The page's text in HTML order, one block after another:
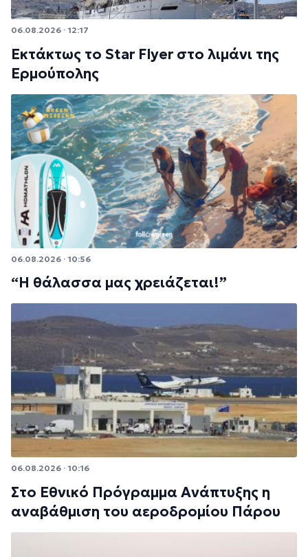
06.08.2026 · 12:17
Εκτάκτως το Star Flyer στο λιμάνι της
Ερμούπολης
06.08.2026 · 10:56
“Η θάλασσα μας χρειάζεται!”
06.08.2026 · 10:16
Στο Εθνικό Πρόγραμμα Ανάπτυξης η
αναβάθμιση του αεροδρομίου Πάρου